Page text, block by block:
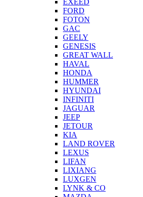
EXEED
FORD
FOTON
GAC
GEELY
GENESIS
GREAT WALL
HAVAL
HONDA
HUMMER
HYUNDAI
INFINITI
JAGUAR
JEEP
JETOUR
KIA
LAND ROVER
LEXUS
LIFAN
LIXIANG
LUXGEN
LYNK & CO